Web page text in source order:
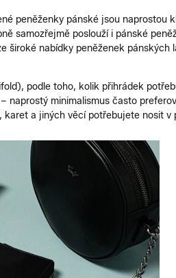
peněženky pánské jsou naprostou
samozřejmě poslouží i pánské
široké nabídky peněženek pánských
podle toho, kolik přihrádek
minimalismus často
a jiných věcí potřebujete nosit v